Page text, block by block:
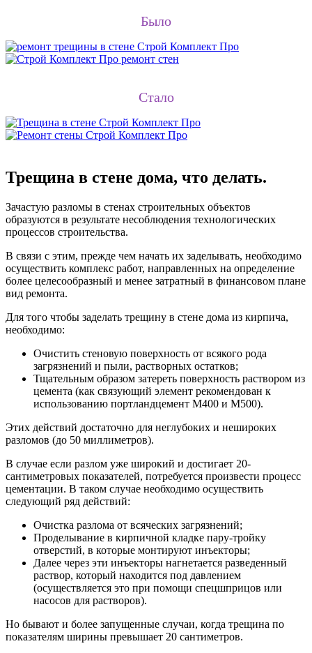
Было
Стало
Трещина в стене дома, что делать.
Зачастую разломы в стенах строительных объектов
образуются в результате несоблюдения технологических
процессов строительства.
В связи с этим, прежде чем начать их заделывать, необходимо
осуществить комплекс работ, направленных на определение
более целесообразный и менее затратный в финансовом плане
вид ремонта.
Для того чтобы заделать трещину в стене дома из кирпича,
необходимо:
Очистить стеновую поверхность от всякого рода
загрязнений и пыли, растворных остатков;
Тщательным образом затереть поверхность раствором из
цемента (как связующий элемент рекомендован к
использованию портландцемент М400 и М500).
Этих действий достаточно для неглубоких и нешироких
разломов (до 50 миллиметров).
В случае если разлом уже широкий и достигает 20-
сантиметровых показателей, потребуется произвести процесс
цементации. В таком случае необходимо осуществить
следующий ряд действий:
Очистка разлома от всяческих загрязнений;
Проделывание в кирпичной кладке пару-тройку
отверстий, в которые монтируют инъекторы;
Далее через эти инъекторы нагнетается разведенный
раствор, который находится под давлением
(осуществляется это при помощи спецшприцов или
насосов для растворов).
Но бывают и более запущенные случаи, когда трещина по
показателям ширины превышает 20 сантиметров.